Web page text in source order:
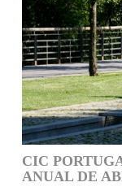
CIC
ANUAL DE